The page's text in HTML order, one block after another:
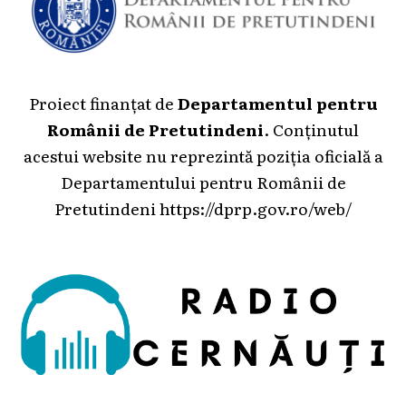
Proiect finanțat deDepartamentul pentru
Românii de Pretutindeni. Conținutul
acestui website nu reprezintă poziția oficială a
Departamentului pentru Românii de
Pretutindeni https://dprp.gov.ro/web/